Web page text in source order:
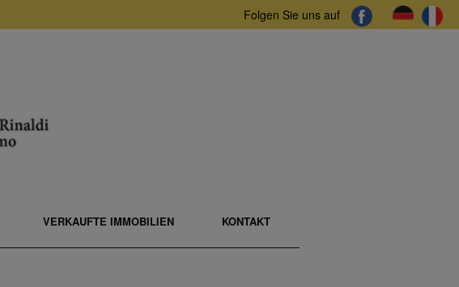
Folgen Sie uns auf
VERKAUFTE IMMOBILIEN KONTAKT